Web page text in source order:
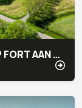
POP-UP FORT AAN DE WINKEL